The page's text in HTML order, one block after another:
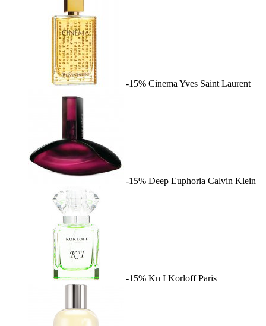
-15% Cinema Yves Saint Laurent
-15% Deep Euphoria Calvin Klein
-15% Kn I Korloff Paris